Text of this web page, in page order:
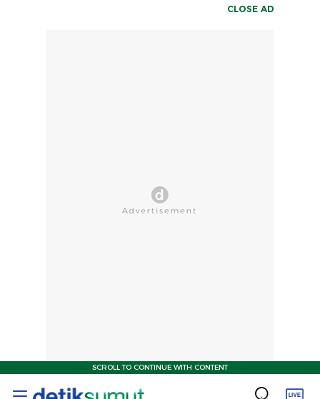
CLOSE AD
SCROLL TO CONTINUE WITH CONTENT